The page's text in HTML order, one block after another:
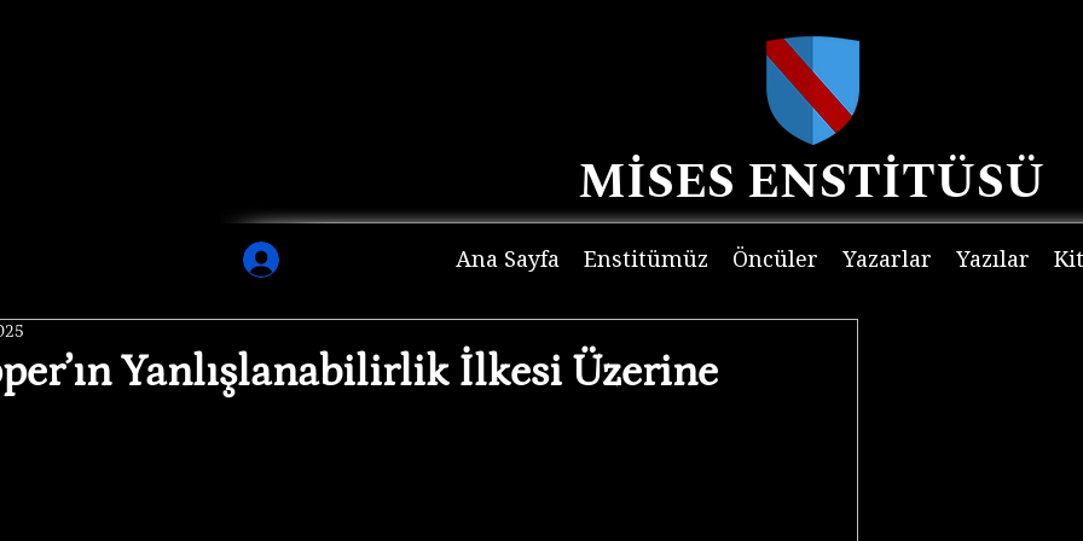
MİSES ENSTİTÜSÜ
Ana Sayfa Enstitümüz Öncüler Yazarlar Yazılar
Yanlışlanabilirlik İlkesi Üzerine